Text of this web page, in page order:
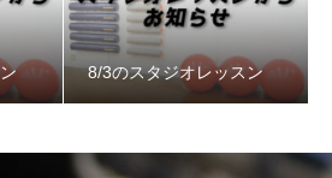
8/3のスタジオレッスン